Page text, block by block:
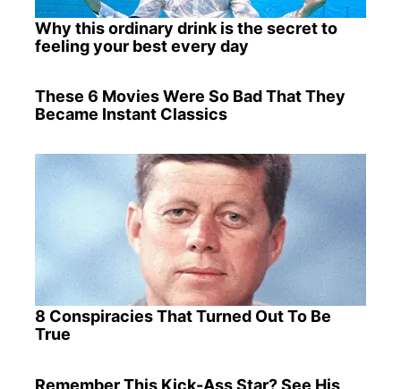
Why this ordinary drink is the secret to
feeling your best every day
These 6 Movies Were So Bad That They
Became Instant Classics
8 Conspiracies That Turned Out To Be
True
Remember This Kick-Ass Star? See His